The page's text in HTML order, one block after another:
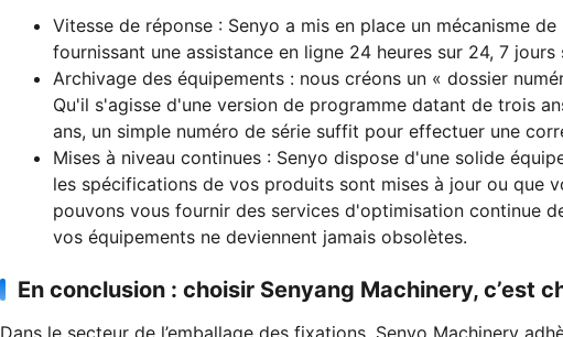
Vitesse de réponse : Senyo a mis en place un mécanisme
fournissant une assistance en ligne 24 heures sur 24, 7
Archivage des équipements : nous créons un « dossier
Qu'il s'agisse d'une version de programme datant de trois
ans, un simple numéro de série suffit pour effectuer une
Mises à niveau continues : Senyo dispose d'une solide
les spécifications de vos produits sont mises à jour ou que
pouvons vous fournir des services d'optimisation continue
vos équipements ne deviennent jamais obsolètes.
En conclusion : choisir Senyang Machinery, c’est
Dans le secteur de l’emballage des fixations, Senyo Machinery